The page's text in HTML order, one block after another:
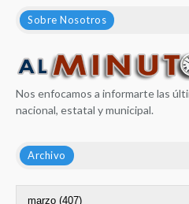
Sobre Nosotros
Nos enfocamos a informarte las
nacional, estatal y municipal.
Archivo